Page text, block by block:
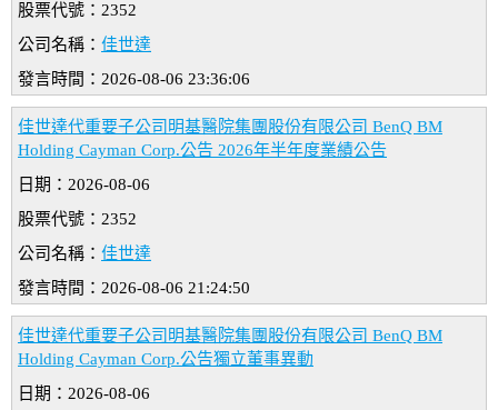
股票代號：2352
公司名稱： 佳世達
發言時間：2026-08-06 23:36:06
佳世達代重要子公司明基醫院集團股份有限公司 BenQ BM
Holding Cayman Corp.公告 2026年半年度業績公告
日期：2026-08-06
股票代號：2352
公司名稱： 佳世達
發言時間：2026-08-06 21:24:50
佳世達代重要子公司明基醫院集團股份有限公司 BenQ BM
Holding Cayman Corp.公告獨立董事異動
日期：2026-08-06